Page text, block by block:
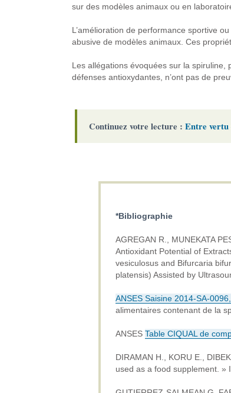
sur des modèles animaux ou en
L’amélioration de performance sportive
abusive de modèles animaux. Ces
Les allégations évoquées sur la spiruline,
défenses antioxydantes, n’ont pas de
Continuez votre lecture : Entre vertu
*Bibliographie
AGREGAN R., MUNEKATA
Antioxidant Potential of
vesiculosus and Bifurcaria
platensis) Assisted by
ANSES Saisine 2014-SA-
alimentaires contenant de la
ANSES Table CIQUAL de
DIRAMAN H., KORU E.,
used as a food supplement. »